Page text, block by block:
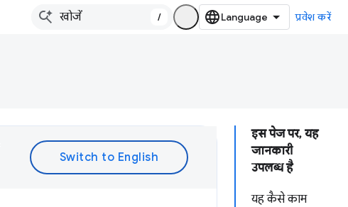
/ प्रवेश करें
इस पेज पर, यह
जानकारी
उपलब्ध है
यह कैसे काम